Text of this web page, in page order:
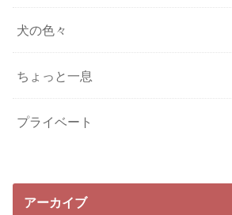
犬の色々
ちょっと一息
プライベート
アーカイブ